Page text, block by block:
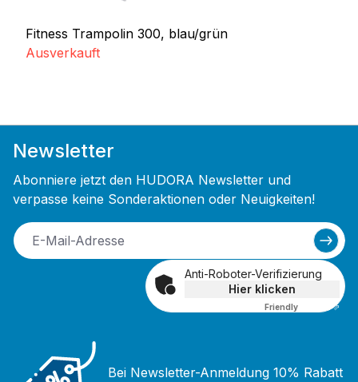
Fitness Trampolin 300, blau/grün
Ausverkauft
Newsletter
Abonniere jetzt den HUDORA Newsletter und
verpasse keine Sonderaktionen oder Neuigkeiten!
Anti-Roboter-Verifizierung
Hier klicken
Friendly Captcha ⇗
Bei Newsletter-Anmeldung 10% Rabatt